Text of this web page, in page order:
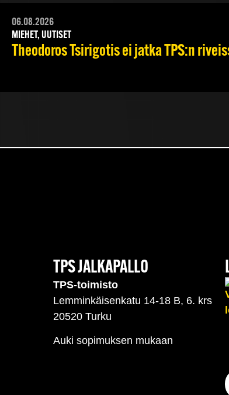
06.08.2026
MIEHET, UUTISET
Theodoros Tsirigotis ei jatka TPS:n
TPS JALKAPALLO
TPS-toimisto
Lemminkäisenkatu 14-18 B, 6. krs
20520 Turku
Auki sopimuksen mukaan